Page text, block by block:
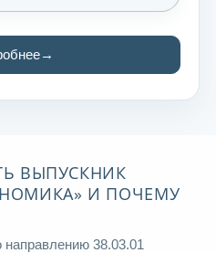
ВЫПУСКНИК
И ПОЧЕМУ
38.03.01